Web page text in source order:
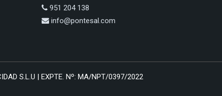
951 204 138
info@pontesal.com
S.L.U | EXPTE. Nº: MA/NPT/0397/2022